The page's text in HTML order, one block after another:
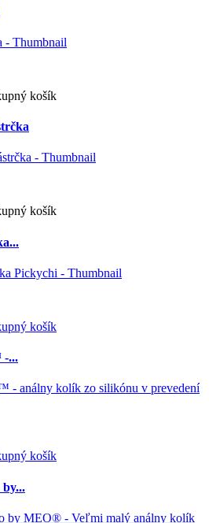
košík
košík
košík
-...
košík